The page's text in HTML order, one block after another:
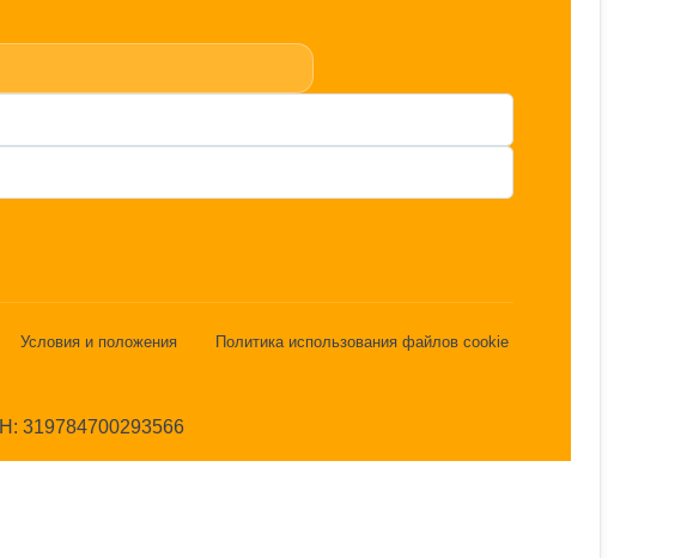
Условия и положения Политика использования файлов cookie
319784700293566